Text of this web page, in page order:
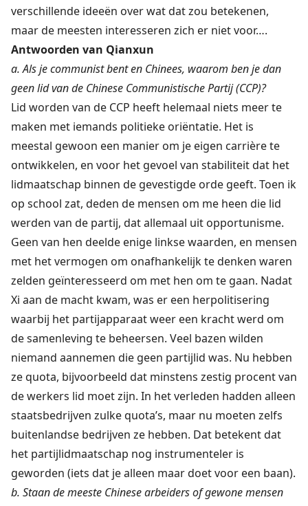
verschillende ideeën over wat dat zou betekenen,
maar de meesten interesseren zich er niet voor….
Antwoorden van Qianxun
a. Als je communist bent en Chinees, waarom ben je dan
geen lid van de Chinese Communistische Partij (CCP)?
Lid worden van de CCP heeft helemaal niets meer te
maken met iemands politieke oriëntatie. Het is
meestal gewoon een manier om je eigen carrière te
ontwikkelen, en voor het gevoel van stabiliteit dat het
lidmaatschap binnen de gevestigde orde geeft. Toen ik
op school zat, deden de mensen om me heen die lid
werden van de partij, dat allemaal uit opportunisme.
Geen van hen deelde enige linkse waarden, en mensen
met het vermogen om onafhankelijk te denken waren
zelden geïnteresseerd om met hen om te gaan. Nadat
Xi aan de macht kwam, was er een herpolitisering
waarbij het partijapparaat weer een kracht werd om
de samenleving te beheersen. Veel bazen wilden
niemand aannemen die geen partijlid was. Nu hebben
ze quota, bijvoorbeeld dat minstens zestig procent van
de werkers lid moet zijn. In het verleden hadden alleen
staatsbedrijven zulke quota’s, maar nu moeten zelfs
buitenlandse bedrijven ze hebben. Dat betekent dat
het partijlidmaatschap nog instrumenteler is
geworden (iets dat je alleen maar doet voor een baan).
b. Staan de meeste Chinese arbeiders of gewone mensen